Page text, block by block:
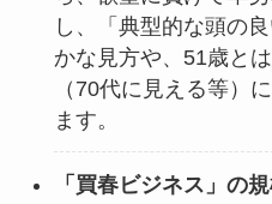
し、「典型的な頭の
かな見方や、51歳と
（70代に見える等）
ます。
「買春ビジネス」の